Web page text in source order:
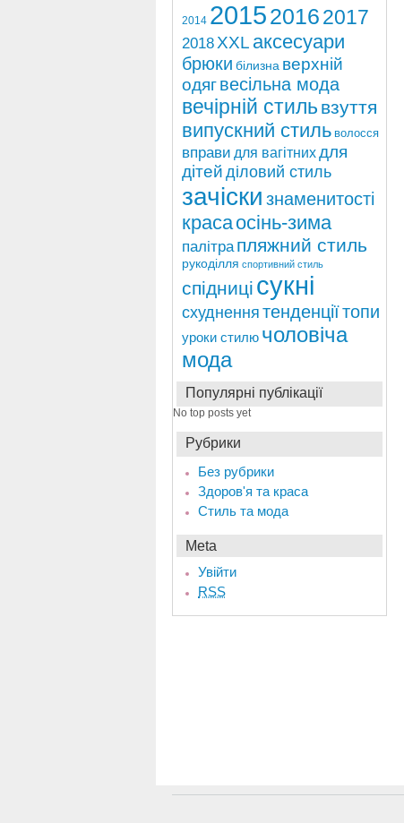
2014 201520162017
2018 ХХL аксесуари
брюки білизна верхній
одягвесільна мода
вечірній стиль взуття
випускний стиль волосся
вправи для вагітнихдля
дітей діловий стиль
зачіски знаменитості
красаосінь-зима
палітра пляжний стиль
рукоділля спортивний стиль
спідниці сукні
схудненнятенденціїтопи
уроки стилю чоловіча
мода
Популярні публікації
No top posts yet
Рубрики
Без рубрики
Здоров'я та краса
Стиль та мода
Meta
Увійти
RSS